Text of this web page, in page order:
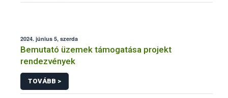
2024. június 5, szerda
Bemutató üzemek támogatása projekt
rendezvények
TOVÁBB >